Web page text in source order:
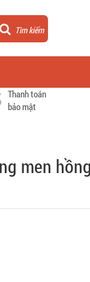
Tìm kiếm
Thanh toán
bảo mật
men